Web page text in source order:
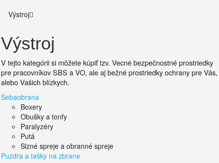
Výstroj
Výstroj
V tejto kategórii si môžete kúpiť tzv. Vecné bezpečnostné prostriedky
pre pracovníkov SBS a VO, ale aj bežné prostriedky ochrany pre Vás,
alebo Vašich blízkych.
Sebaobrana
Boxery
Obušky a tonfy
Paralyzéry
Putá
Slzné spreje a obranné spreje
Puzdra a tašky na zbrane